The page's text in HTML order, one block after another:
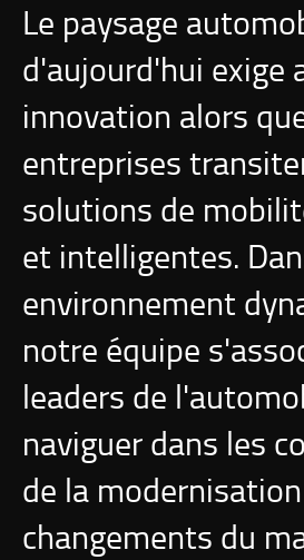
Le paysage
d'aujourd'hui exige
innovation alors
entreprises
solutions de
et intelligentes.
environnement
notre équipe
leaders de
naviguer dans les
de la
changements du